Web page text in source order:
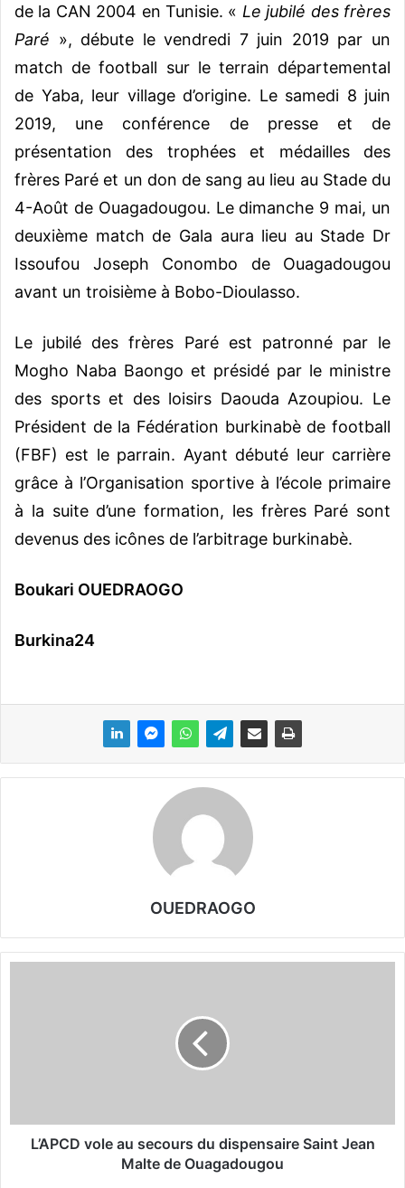
de la CAN 2004 en Tunisie. « Le jubilé des frères
Paré », débute le vendredi 7 juin 2019 par un
match de football sur le terrain départemental
de Yaba, leur village d’origine. Le samedi 8 juin
2019, une conférence de presse et de
présentation des trophées et médailles des
frères Paré et un don de sang au lieu au Stade du
4-Août de Ouagadougou. Le dimanche 9 mai, un
deuxième match de Gala aura lieu au Stade Dr
Issoufou Joseph Conombo de Ouagadougou
avant un troisième à Bobo-Dioulasso.
Le jubilé des frères Paré est patronné par le
Mogho Naba Baongo et présidé par le ministre
des sports et des loisirs Daouda Azoupiou. Le
Président de la Fédération burkinabè de football
(FBF) est le parrain. Ayant débuté leur carrière
grâce à l’Organisation sportive à l’école primaire
à la suite d’une formation, les frères Paré sont
devenus des icônes de l’arbitrage burkinabè.
Boukari OUEDRAOGO
Burkina24
OUEDRAOGO
l
L’APCD vole au secours du dispensaire Saint Jean
Malte de Ouagadougou